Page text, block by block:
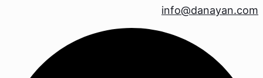
info@danayan.com